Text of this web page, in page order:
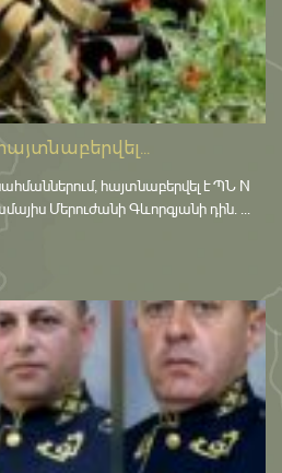
հայտնաբերվել է ՊՆ N
Մերուժանի Գևորգյանի դին. ...